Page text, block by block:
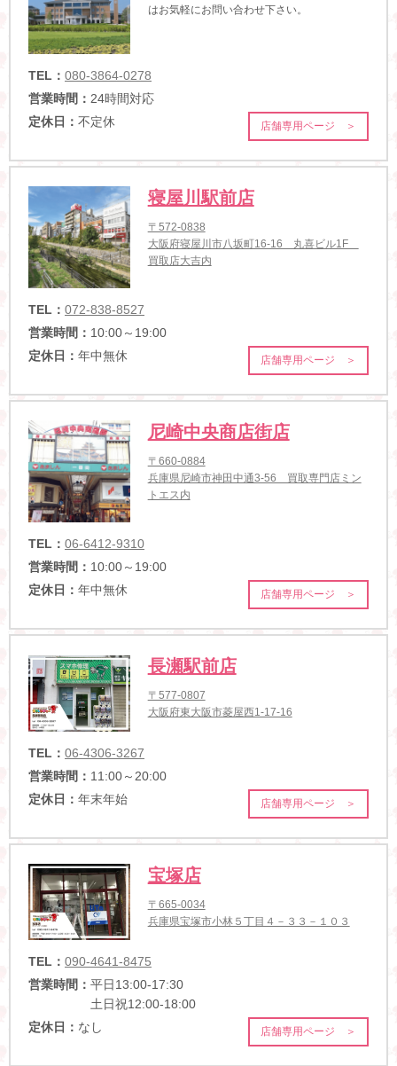
はお気軽にお問い合わせ下さい。
TEL： 080-3864-0278
営業時間： 24時間対応
定休日： 不定休 店舗専用ページ ＞
寝屋川駅前店
〒572-0838
大阪府寝屋川市八坂町16-16 丸喜ビル1F
買取店大吉内
TEL： 072-838-8527
営業時間： 10:00～19:00
定休日： 年中無休 店舗専用ページ ＞
尼崎中央商店街店
〒660-0884
兵庫県尼崎市神田中通3-56 買取専門店ミン
トエス内
TEL： 06-6412-9310
営業時間： 10:00～19:00
定休日： 年中無休 店舗専用ページ ＞
長瀬駅前店
〒577-0807
大阪府東大阪市菱屋西1-17-16
TEL： 06-4306-3267
営業時間： 11:00～20:00
定休日： 年末年始 店舗専用ページ ＞
宝塚店
〒665-0034
兵庫県宝塚市小林５丁目４－３３－１０３
TEL： 090-4641-8475
営業時間： 平日13:00-17:30
土日祝12:00-18:00
定休日： なし 店舗専用ページ ＞